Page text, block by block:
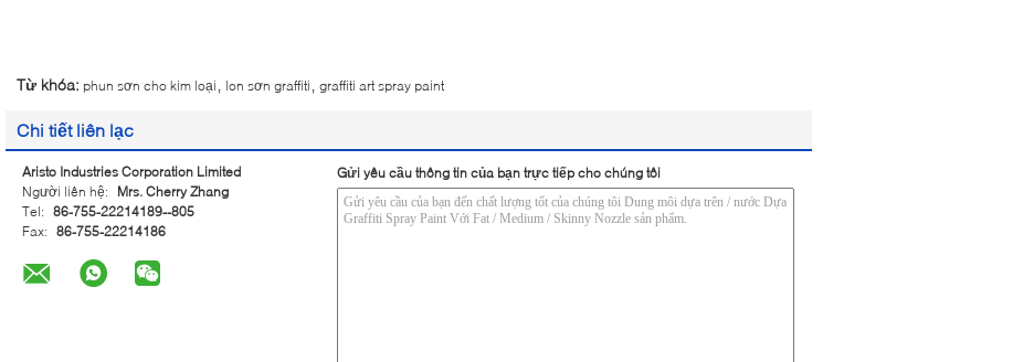
Từ khóa: phun sơn cho kim loại lon sơn graffiti graffiti art spray paint
Chi tiết liên lạc
Aristo Industries Corporation Limited
Người liên hệ:
Mrs. Cherry Zhang
Tel: 86-755-22214189--805
Fax: 86-755-22214186
Gửi yêu cầu thông tin của bạn trực tiếp cho chúng tôi